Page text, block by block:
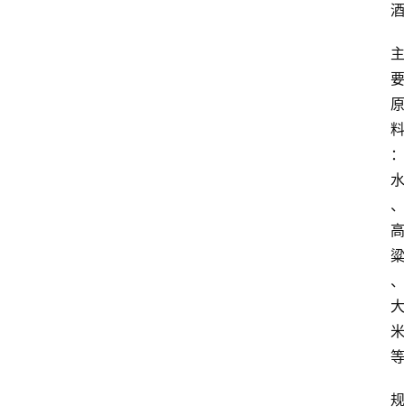
酒
主
要
原
料
：
水
、
高
粱
、
大
米
等
规